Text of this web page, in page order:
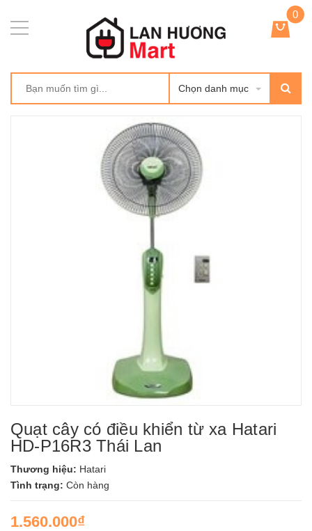
Chọn danh mục
0
Quạt cây có điều khiển từ xa Hatari
HD-P16R3 Thái Lan
Thương hiệu: Hatari
Tình trạng: Còn hàng
1.560.000₫